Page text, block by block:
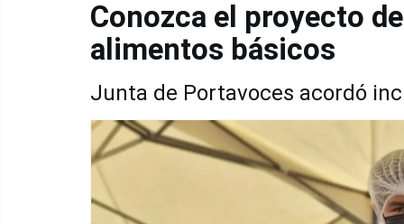
Conozca el proyecto
alimentos básicos
Junta de Portavoces acordó